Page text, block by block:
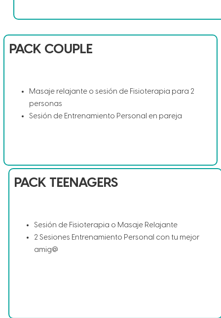
PACK COUPLE
Masaje relajante o sesión de Fisioterapia para 2
personas
Sesión de Entrenamiento Personal en pareja
PACK TEENAGERS
Sesión de Fisioterapia o Masaje Relajante
2 Sesiones Entrenamiento Personal con tu mejor
amig@